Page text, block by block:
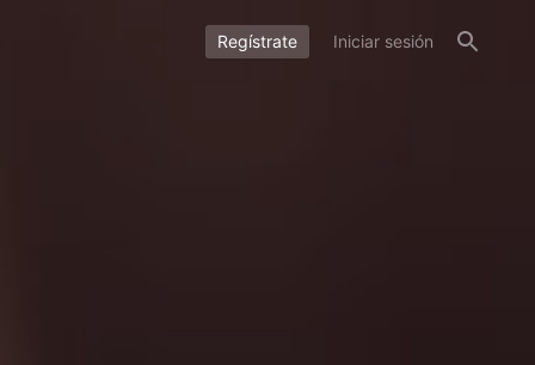
Regístrate Iniciar sesión